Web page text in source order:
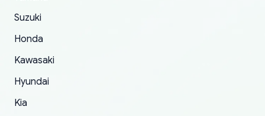
Suzuki
Honda
Kawasaki
Hyundai
Kia